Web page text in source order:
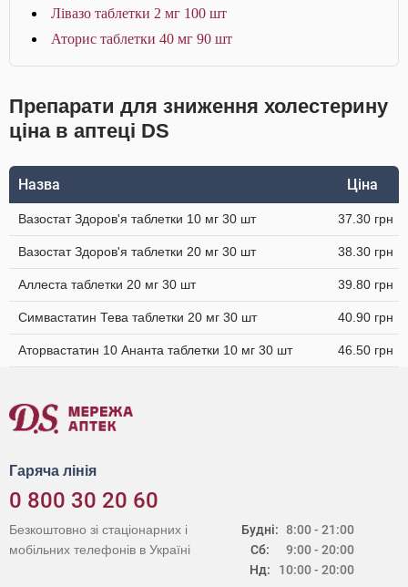
Лівазо таблетки 2 мг 100 шт
Аторис таблетки 40 мг 90 шт
Препарати для зниження холестерину
ціна в аптеці DS
Назва Ціна
Вазостат Здоров'я таблетки 10 мг 30 шт 37.30 грн
Вазостат Здоров'я таблетки 20 мг 30 шт 38.30 грн
Аллеста таблетки 20 мг 30 шт 39.80 грн
Симвастатин Тева таблетки 20 мг 30 шт 40.90 грн
Аторвастатин 10 Ананта таблетки 10 мг 30 шт 46.50 грн
Гаряча лінія
0 800 30 20 60
Будні:
Сб:
Нд:
8:00 - 21:00
9:00 - 20:00
10:00 - 20:00
Безкоштовно зі стаціонарних і
мобільних телефонів в Україні